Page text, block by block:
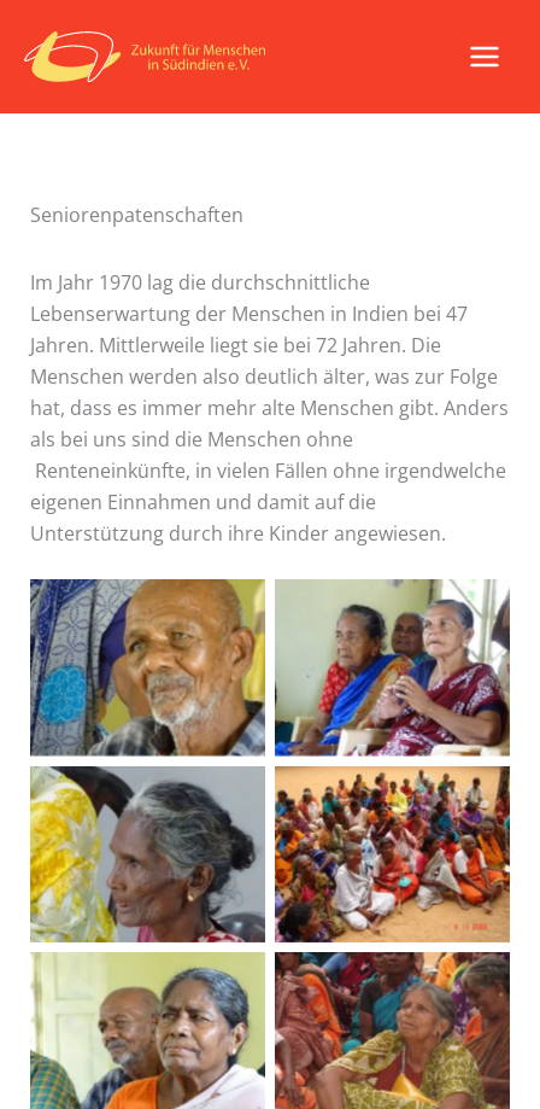
Inhalt
springen
Seniorenpatenschaften
Im Jahr 1970 lag die durchschnittliche
Lebenserwartung der Menschen in Indien bei 47
Jahren. Mittlerweile liegt sie bei 72 Jahren. Die
Menschen werden also deutlich älter, was zur Folge
hat, dass es immer mehr alte Menschen gibt. Anders
als bei uns sind die Menschen ohne
Renteneinkünfte, in vielen Fällen ohne irgendwelche
eigenen Einnahmen und damit auf die
Unterstützung durch ihre Kinder angewiesen.